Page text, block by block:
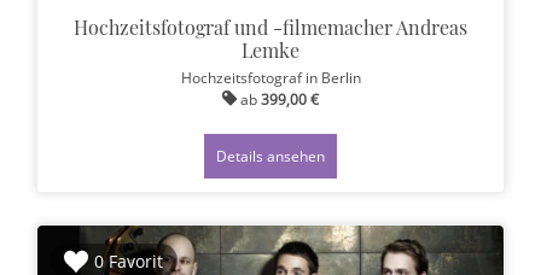
Hochzeitsfotograf und -filmemacher Andreas
Lemke
Hochzeitsfotografin Berlin
ab399,00 €
Details ansehen
0 Favorit